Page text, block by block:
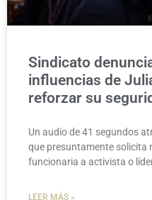
Sindicato
influencias de
reforzar su
Un audio de 41 segundos
que presuntamente solicita
funcionaria a activista o
LEER MÁS »